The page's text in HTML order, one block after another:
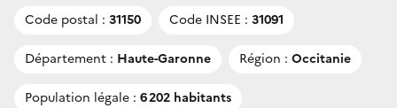
Code postal : 31150 Code INSEE : 31091
Département : Haute-Garonne Région : Occitanie
Population légale : 6 202 habitants